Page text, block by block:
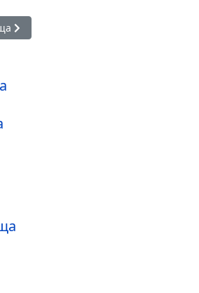
министър и създателят на
статия: Община Бургас връчи